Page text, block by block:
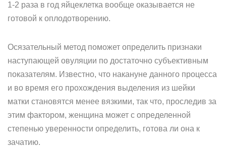
1-2 раза в год яйцеклетка вообще оказывается не
готовой к оплодотворению.
Осязательный метод поможет определить признаки
наступающей овуляции по достаточно субъективным
показателям. Известно, что накануне данного процесса
и во время его прохождения выделения из шейки
матки становятся менее вязкими, так что, проследив за
этим фактором, женщина может с определенной
степенью уверенности определить, готова ли она к
зачатию.